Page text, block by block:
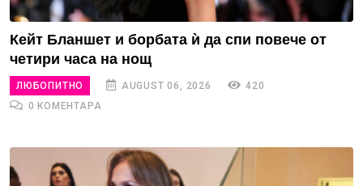
Кейт Бланшет и борбата ѝ да спи повече от
четири часа на нощ
ЛЮБОПИТНО AUGUST 06, 2026
420
0 КОМЕНТАРА